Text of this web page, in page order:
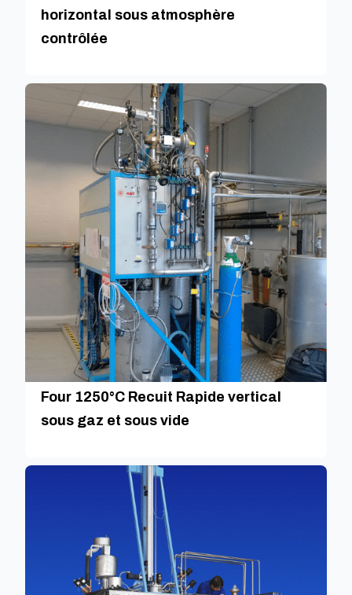
horizontal sous atmosphère
contrôlée
Four 1250°C Recuit Rapide vertical
sous gaz et sous vide